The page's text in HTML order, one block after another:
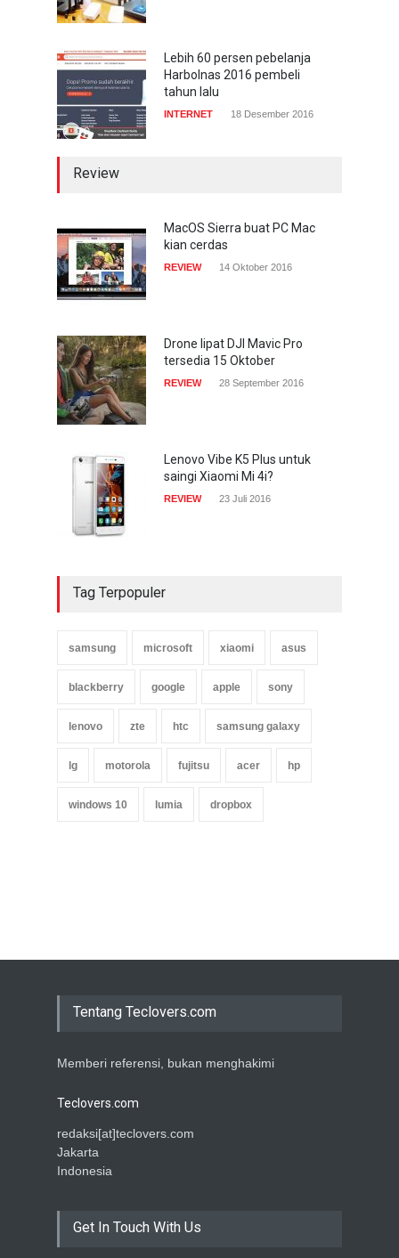
Lebih 60 persen pebelanja
Harbolnas 2016 pembeli
tahun lalu
INTERNET 18 Desember 2016
Review
MacOS Sierra buat PC Mac
kian cerdas
REVIEW 14 Oktober 2016
Drone lipat DJI Mavic Pro
tersedia 15 Oktober
REVIEW 28 September 2016
Lenovo Vibe K5 Plus untuk
saingi Xiaomi Mi 4i?
REVIEW 23 Juli 2016
Tag Terpopuler
samsung microsoft xiaomi asus
blackberry google apple sony
lenovo zte htc samsung galaxy
lg motorola fujitsu acer hp
windows 10 lumia dropbox
Tentang Teclovers.com
Memberi referensi, bukan menghakimi
Teclovers.com
redaksi[at]teclovers.com
Jakarta
Indonesia
Get In Touch With Us